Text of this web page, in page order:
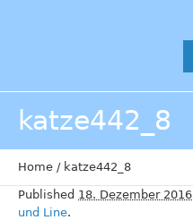
katze442_8
Home / katze442_8
Published 18. Dezember 2016
und Line.